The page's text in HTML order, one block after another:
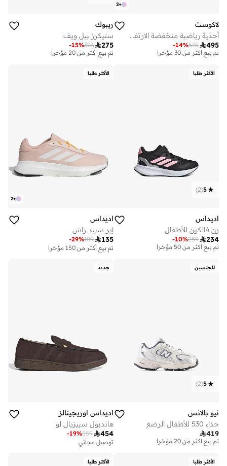
+
2
لاكوست
أحذية رياضية منخفضة الارتفاع
495
575
-14%
توصيل مجاني
تم بيع أكثر من 30 مؤخرا
تم بيع أكثر من 30 مؤخرا
ريبوك
سنيكرز بيل ويف
275
323
-15%
توصيل مجاني
تم بيع أكثر من 20 مؤخرا
تم بيع أكثر من 20 مؤخرا
الأكثر طلبا
5
(
2
)
اديداس
رن فالكون للأطفال
234
259
-10%
توصيل مجاني
تم بيع أكثر من 50 مؤخرا
الأكثر طلبا
+
2
اديداس
إير سبيد راش
135
189
-29%
تم بيع أكثر من 150 مؤخرا
للجنسين
5
(
2
)
نيو بالانس
حذاء 530 للأطفال الرضع
419
توصيل مجاني
تم بيع أكثر من 20 مؤخرا
تم بيع أكثر من 20 مؤخرا
جديد
اديداس اوريجينالز
هاندبول سبيزيال لو
454
559
-19%
توصيل مجاني
الأكثر طلبا الأكثر طلبا